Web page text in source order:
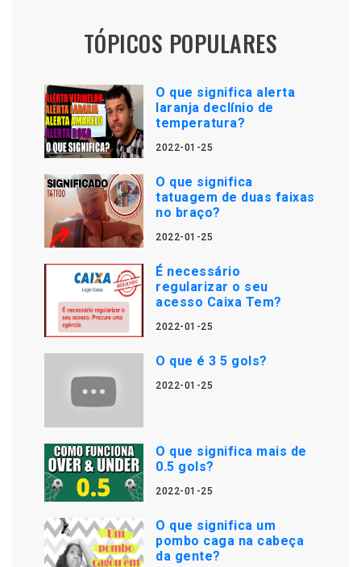
TÓPICOS POPULARES
O que significa alerta
laranja declínio de
temperatura?
2022-01-25
O que significa
tatuagem de duas faixas
no braço?
2022-01-25
É necessário
regularizar o seu
acesso Caixa Tem?
2022-01-25
O que é 3 5 gols?
2022-01-25
O que significa mais de
0.5 gols?
2022-01-25
O que significa um
pombo caga na cabeça
da gente?